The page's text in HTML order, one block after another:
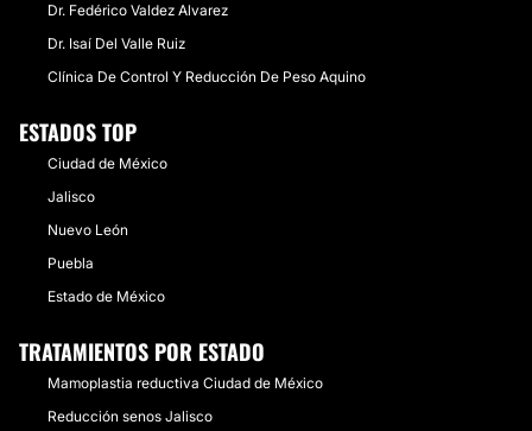
Dr. Fedérico Valdez Alvarez
​Dr. Isaí ​Del Valle Ruiz
Clínica De Control Y Reducción De Peso Aquino
ESTADOS TOP
Ciudad de México
Jalisco
Nuevo León
Puebla
Estado de México
TRATAMIENTOS POR ESTADO
Mamoplastia reductiva Ciudad de México
Reducción senos Jalisco